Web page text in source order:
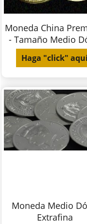
Moneda China
- Tamaño Medio
Haga "click"
Moneda Medio
Extrafina